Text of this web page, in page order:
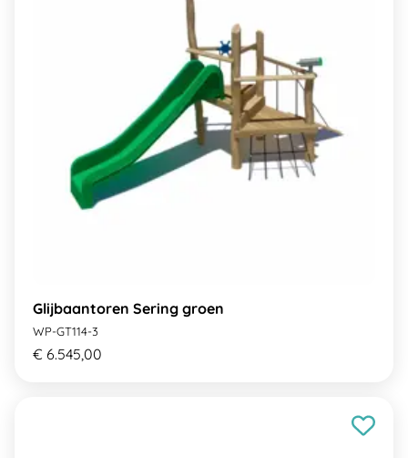
Glijbaantoren Sering groen
WP-GT114-3
€ 6.545,00